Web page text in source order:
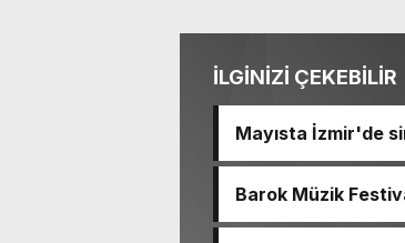
İLGİNİZİ ÇEKEBİLİR
Mayısta İzmir'de
Barok Müzik